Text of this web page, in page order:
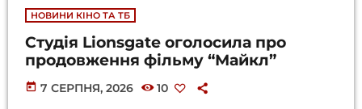
НОВИНИ КІНО ТА ТБ
Студія Lionsgate оголосила про
продовження фільму “Майкл”
today 7 СЕРПНЯ, 2026 10